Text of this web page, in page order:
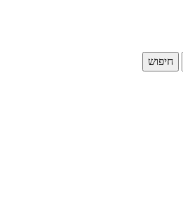
Lifestyle